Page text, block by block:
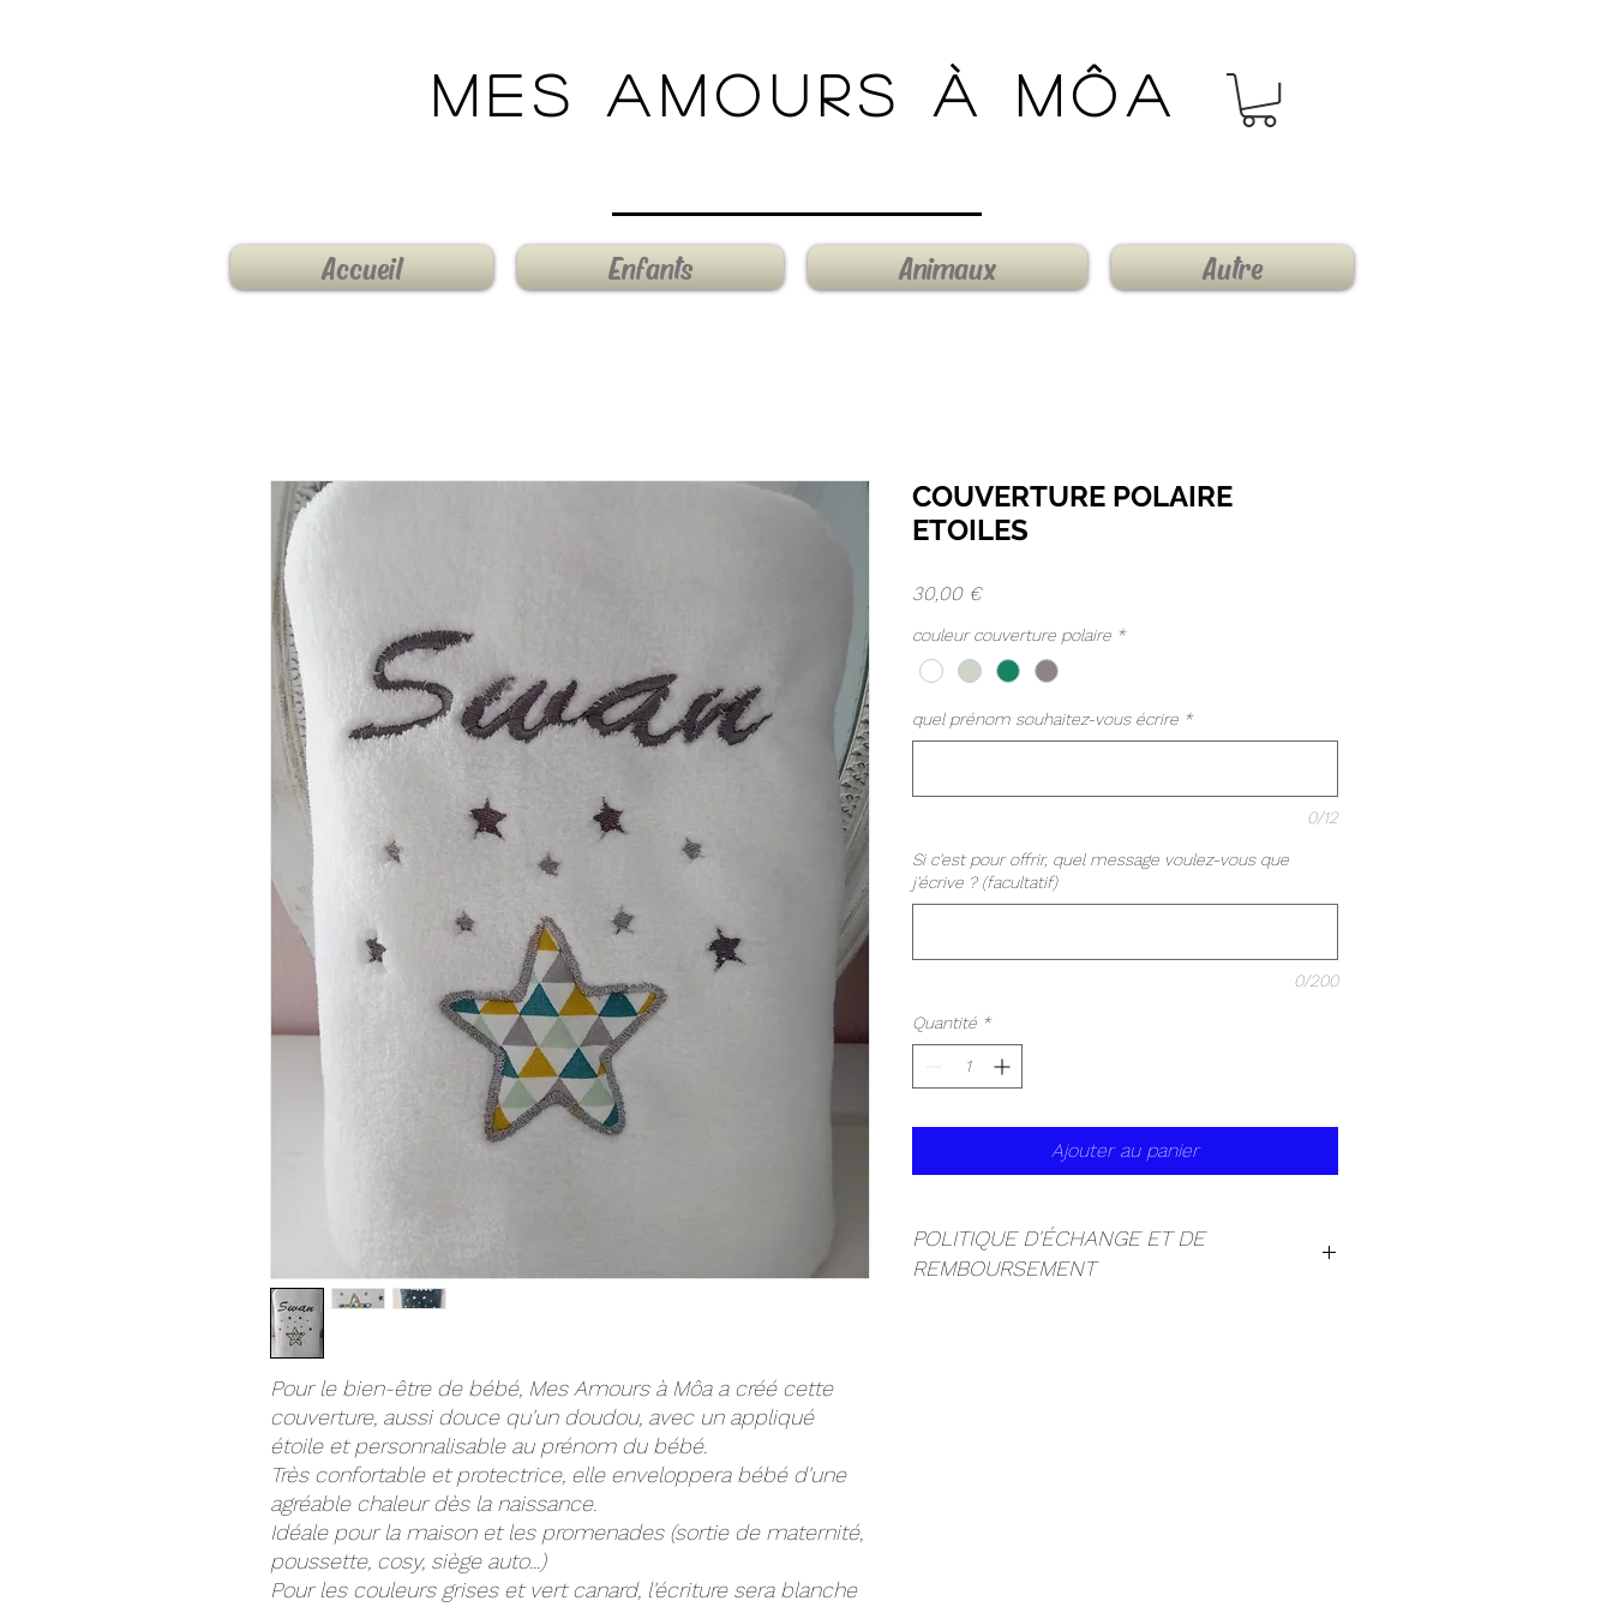
Mes amours à Môa
Accueil Enfants Animaux Autre
Pour le bien-être de bébé, Mes Amours à Môa a créé cette
couverture, aussi douce qu'un doudou, avec un appliqué
étoile et personnalisable au prénom du bébé.
Très confortable et protectrice, elle enveloppera bébé d'une
agréable chaleur dès la naissance.
Idéale pour la maison et les promenades (sortie de maternité,
poussette, cosy, siège auto...)
Pour les couleurs grises et vert canard, l'écriture sera blanche
COUVERTURE POLAIRE
ETOILES
30,00 €Prix
couleur couverture polaire *
quel prénom souhaitez-vous écrire *
0/12
Si c'est pour offrir, quel message voulez-vous que
j'écrive ? (facultatif)
0/200
Quantité *
Ajouter au panier
POLITIQUE D'ÉCHANGE ET DE
REMBOURSEMENT